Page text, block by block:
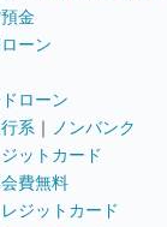
金
ーン
ローン
系 ｜
ノンバンク
ットカード
費無料
ジットカード